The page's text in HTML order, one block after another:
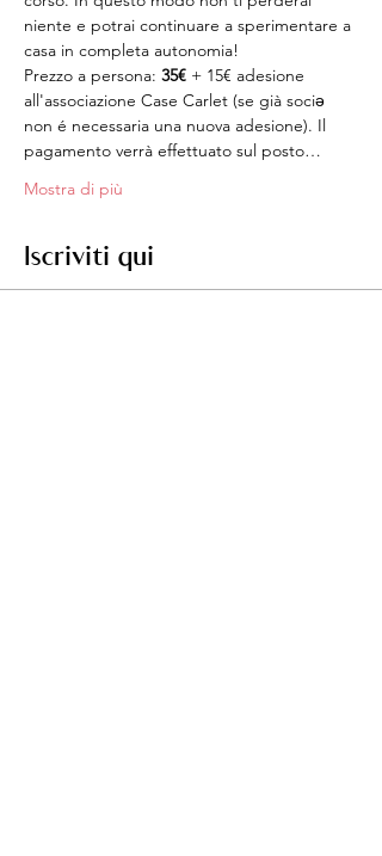
niente e potrai continuare a sperimentare a
casa in completa autonomia!
Prezzo a persona: 35€ + 15€ adesione
all'associazione Case Carlet (se già sociə
non é necessaria una nuova adesione). Il
pagamento verrà effettuato sul posto…
Mostra di più
Iscriviti qui